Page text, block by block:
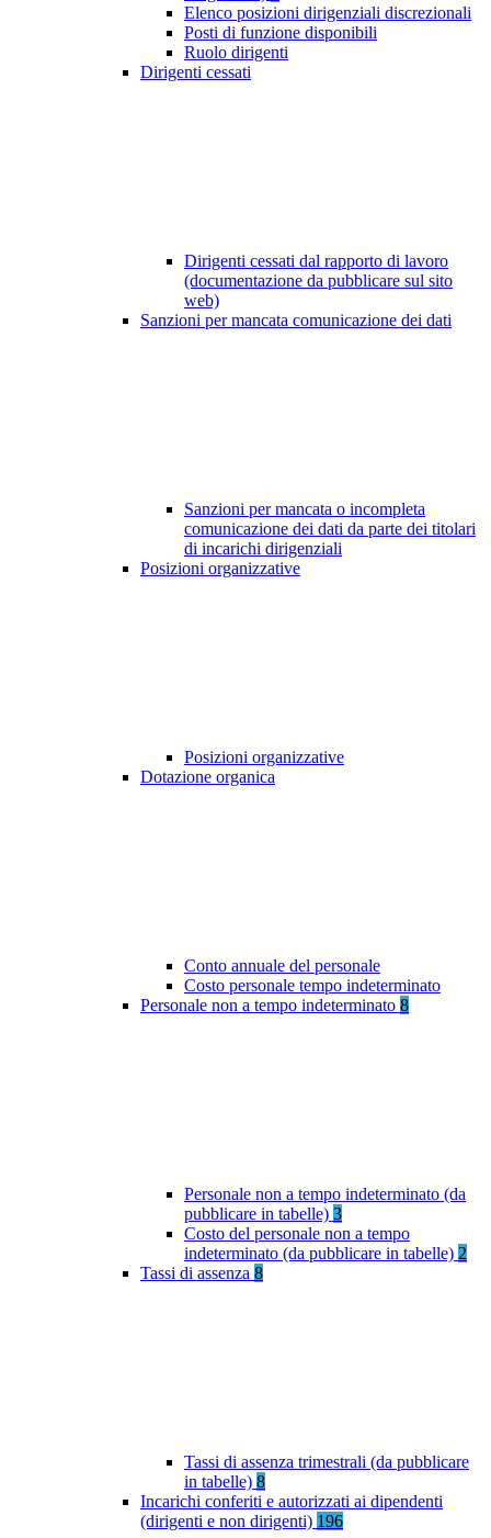
Elenco posizioni dirigenziali discrezionali
Posti di funzione disponibili
Ruolo dirigenti
Dirigenti cessati
Dirigenti cessati dal rapporto di lavoro
(documentazione da pubblicare sul sito
web)
Sanzioni per mancata comunicazione dei dati
Sanzioni per mancata o incompleta
comunicazione dei dati da parte dei titolari
di incarichi dirigenziali
Posizioni organizzative
Posizioni organizzative
Dotazione organica
Conto annuale del personale
Costo personale tempo indeterminato
Personale non a tempo indeterminato 8
Personale non a tempo indeterminato (da
pubblicare in tabelle) 3
Costo del personale non a tempo
indeterminato (da pubblicare in tabelle) 2
Tassi di assenza 8
Tassi di assenza trimestrali (da pubblicare
in tabelle) 8
Incarichi conferiti e autorizzati ai dipendenti
(dirigenti e non dirigenti) 196